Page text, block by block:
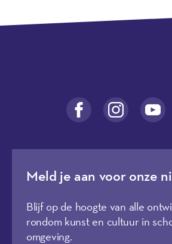
Meld je aan voor onze
Blijf op de hoogte van alle
rondom kunst en cultuur in
omgeving.